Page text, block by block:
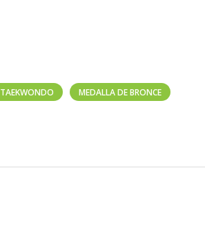
TAEKWONDO MEDALLA DE BRONCE